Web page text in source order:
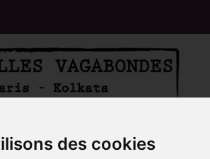
des cookies
Logistique sera fermé du 8 au 23
Aout ☀️